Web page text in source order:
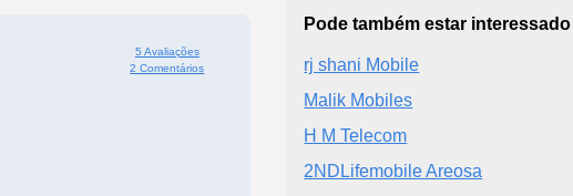
5 Avaliações
2 Comentários
Pode também estar
rj shani Mobile
Malik Mobiles
H M Telecom
2NDLifemobile Areosa